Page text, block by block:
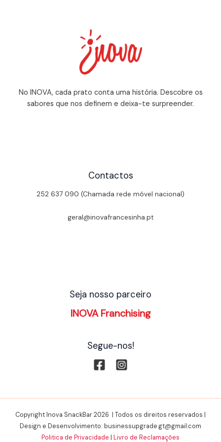
No INOVA, cada prato conta uma história. Descobre os
sabores que nos definem e deixa-te surpreender.
Contactos
252 637 090 (Chamada rede móvel nacional)
geral@inovafrancesinha.pt
Seja nosso parceiro
INOVA Franchising
Segue-nos!
Copyright Inova SnackBar 2026 | Todos os direitos reservados |
Design e Desenvolvimento: businessupgrade.gt@gmail.com
Politica de Privacidade | Livro de Reclamações